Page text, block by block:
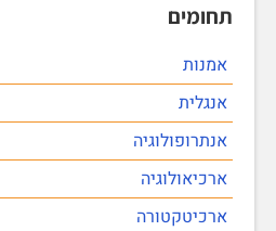
תחומים
אמנות
אנגלית
אנתרופולוגיה
ארכיאולוגיה
ארכיטקטורה